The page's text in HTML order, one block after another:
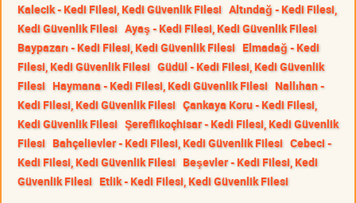
Kalecik - Kedi Filesi, Kedi Güvenlik Filesi Altındağ - Kedi Filesi,
Kedi Güvenlik Filesi Ayaş - Kedi Filesi, Kedi Güvenlik Filesi
Baypazarı - Kedi Filesi, Kedi Güvenlik Filesi Elmadağ - Kedi
Filesi, Kedi Güvenlik Filesi Güdül - Kedi Filesi, Kedi Güvenlik
Filesi Haymana - Kedi Filesi, Kedi Güvenlik Filesi Nallıhan -
Kedi Filesi, Kedi Güvenlik Filesi Çankaya Koru - Kedi Filesi,
Kedi Güvenlik Filesi Şereflikoçhisar - Kedi Filesi, Kedi Güvenlik
Filesi Bahçelievler - Kedi Filesi, Kedi Güvenlik Filesi Cebeci -
Kedi Filesi, Kedi Güvenlik Filesi Beşevler - Kedi Filesi, Kedi
Güvenlik Filesi Etlik - Kedi Filesi, Kedi Güvenlik Filesi